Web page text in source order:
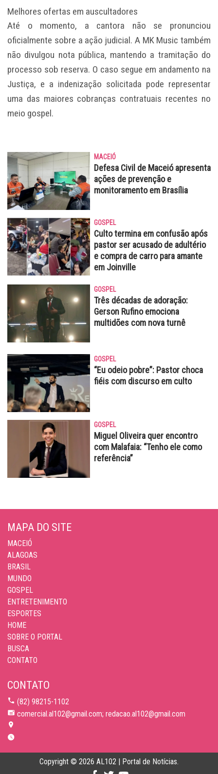
Melhores ofertas em auscultadores
Até o momento, a cantora não se pronunciou
oficialmente sobre a ação judicial. A MK Music também
não divulgou nota pública, mantendo a tramitação do
processo sob reserva. O caso segue em andamento na
Justiça, e a indenização solicitada pode representar
uma das maiores cobranças contratuais recentes no
meio gospel.
MACEIÓ
Defesa Civil de Maceió apresenta
ações de prevenção e
monitoramento em Brasília
GOSPEL
Culto termina em confusão após
pastor ser acusado de adultério
e compra de carro para amante
em Joinville
GOSPEL
Três décadas de adoração:
Gerson Rufino emociona
multidões com nova turnê
GOSPEL
“Eu odeio pobre”: Pastor choca
fiéis com discurso em culto
GOSPEL
Miguel Oliveira quer encontro
com Malafaia: “Tenho ele como
referência”
MAPA DO SITE
MACEIÓ
ALAGOAS
BRASIL
MUNDO
GOSPEL
ENTRETENIMENTO
ESPORTES
HOME
SOBRE O PORTAL
BUSCA
CONTATO
CONTATO
(82) 98215-1102
comercial.al102@gmail.com; redacao.al102@gmail.com
Copyright © 2026 AL102 | Portal de Notícias.